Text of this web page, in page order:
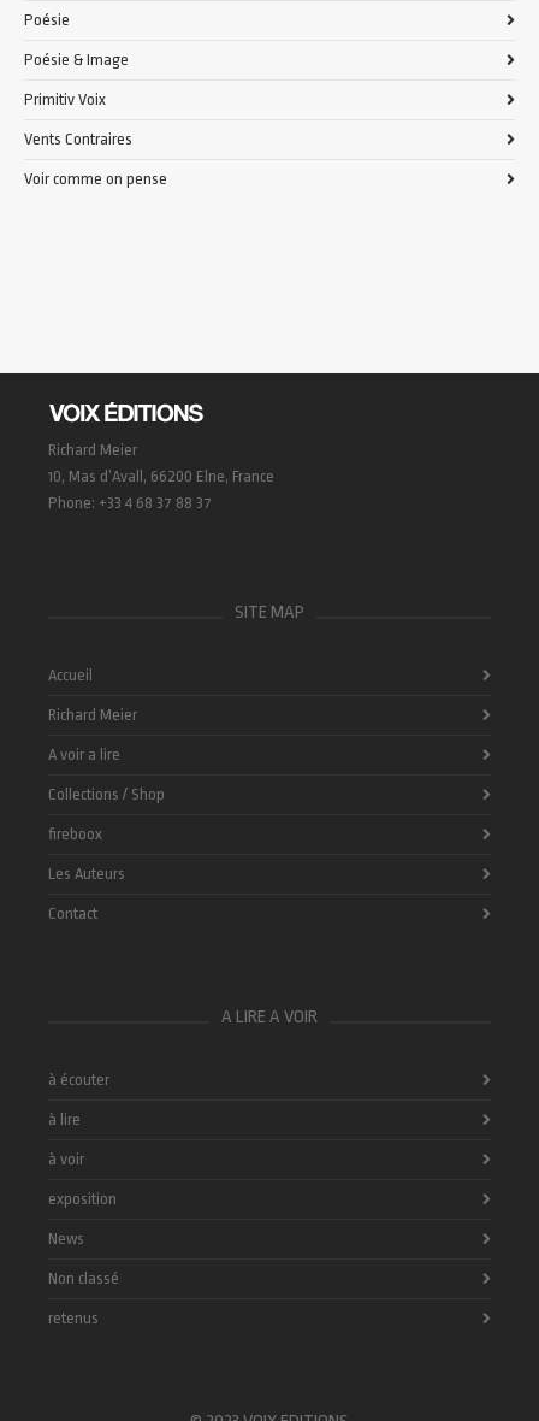
Poésie
Poésie & Image
Primitiv Voix
Vents Contraires
Voir comme on pense
Richard Meier
10, Mas d’Avall, 66200 Elne, France
Phone: +33 4 68 37 88 37
SITE MAP
Accueil
Richard Meier
A voir a lire
Collections / Shop
fireboox
Les Auteurs
Contact
A LIRE A VOIR
à écouter
à lire
à voir
exposition
News
Non classé
retenus